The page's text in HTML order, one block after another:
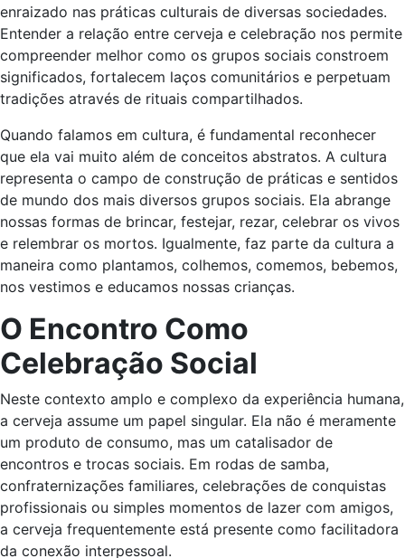
enraizado nas práticas culturais de diversas sociedades.
Entender a relação entre cerveja e celebração nos permite
compreender melhor como os grupos sociais constroem
significados, fortalecem laços comunitários e perpetuam
tradições através de rituais compartilhados.
Quando falamos em cultura, é fundamental reconhecer
que ela vai muito além de conceitos abstratos. A cultura
representa o campo de construção de práticas e sentidos
de mundo dos mais diversos grupos sociais. Ela abrange
nossas formas de brincar, festejar, rezar, celebrar os vivos
e relembrar os mortos. Igualmente, faz parte da cultura a
maneira como plantamos, colhemos, comemos, bebemos,
nos vestimos e educamos nossas crianças.
O Encontro Como
Celebração Social
Neste contexto amplo e complexo da experiência humana,
a cerveja assume um papel singular. Ela não é meramente
um produto de consumo, mas um catalisador de
encontros e trocas sociais. Em rodas de samba,
confraternizações familiares, celebrações de conquistas
profissionais ou simples momentos de lazer com amigos,
a cerveja frequentemente está presente como facilitadora
da conexão interpessoal.